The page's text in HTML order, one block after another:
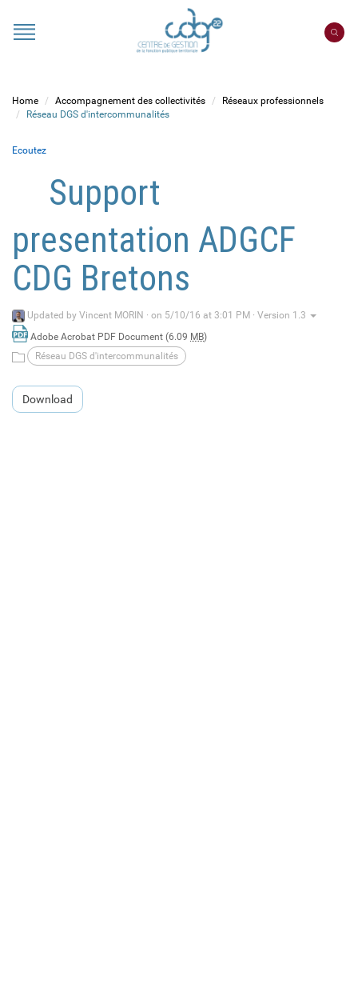
CDG
Home Accompagnement des collectivités
Réseaux professionnels
Réseau DGS d'intercommunalités
Ecoutez
Support
presentation ADGCF
CDG Bretons
Updated by Vincent MORIN · on 5/10/16 at 3:01 PM · Version 1.3
Adobe Acrobat PDF Document (6.09 MB)
Réseau DGS d'intercommunalités
Download